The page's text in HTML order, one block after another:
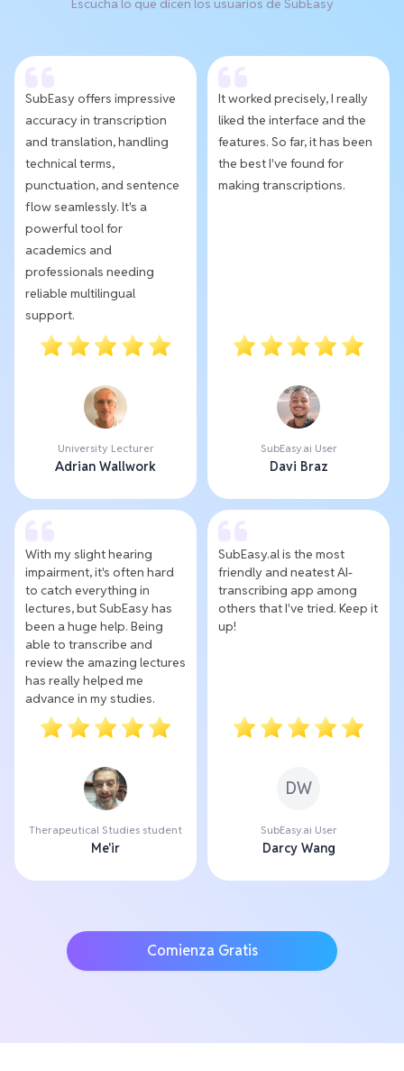
Escucha lo que dicen los usuarios de SubEasy
SubEasy offers impressive
accuracy in transcription
and translation, handling
technical terms,
punctuation, and sentence
flow seamlessly. It's a
powerful tool for
academics and
professionals needing
reliable multilingual
support.
University Lecturer
Adrian Wallwork
It worked precisely, I really
liked the interface and the
features. So far, it has been
the best I've found for
making transcriptions.
SubEasy.ai User
Davi Braz
With my slight hearing
impairment, it's often hard
to catch everything in
lectures, but SubEasy has
been a huge help. Being
able to transcribe and
review the amazing lectures
has really helped me
advance in my studies.
Therapeutical Studies student
Me'ir
SubEasy.al is the most
friendly and neatest AI-
transcribing app among
others that I've tried. Keep it
up!
DW
SubEasy.ai User
Darcy Wang
Comienza Gratis